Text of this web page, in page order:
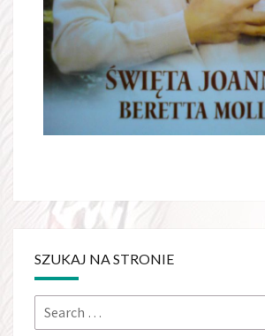
SZUKAJ NA STRONIE